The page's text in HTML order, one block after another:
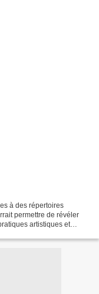
à des répertoires
permettre de révéler
artistiques et